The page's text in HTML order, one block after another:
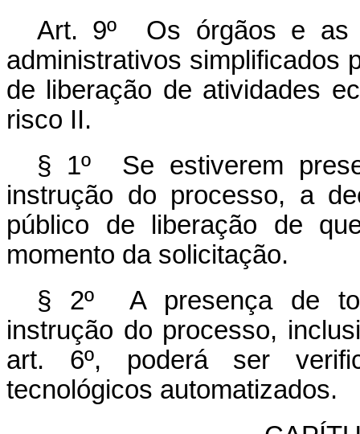
Art. 9º Os órgãos e as
administrativos simplificados
de liberação de atividades
risco II.
§ 1º Se estiverem
instrução do processo, a
público de liberação de
momento da solicitação.
§ 2º A presença de
instrução do processo,
art. 6º, poderá ser
tecnológicos automatizados.